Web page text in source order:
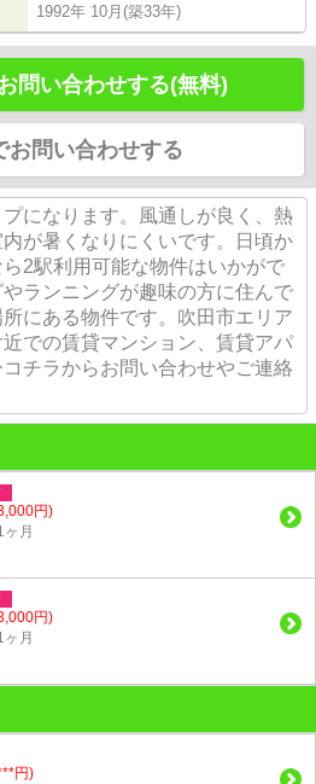
1992年 10月(築33年)
問い合わせする(無料)
お問い合わせする
になります。風通しが良く、熱
が暑くなりにくいです。日頃か
2駅利用可能な物件はいかがで
ランニングが趣味の方に住んで
にある物件です。吹田市エリア
での賃貸マンション、賃貸アパ
チラからお問い合わせやご連絡
円)
月
円)
月
円)